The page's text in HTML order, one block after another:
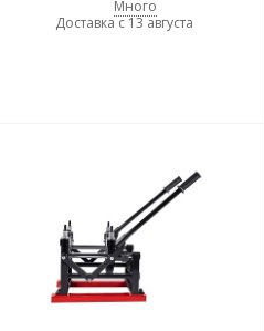
Много
Доставка с 13 августа